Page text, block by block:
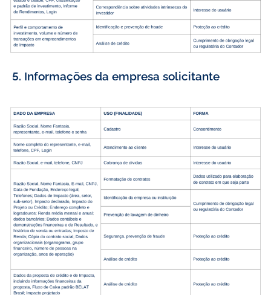
5. Informações da empresa solicitante